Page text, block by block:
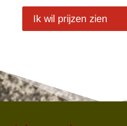
Ik wil prijzen zien